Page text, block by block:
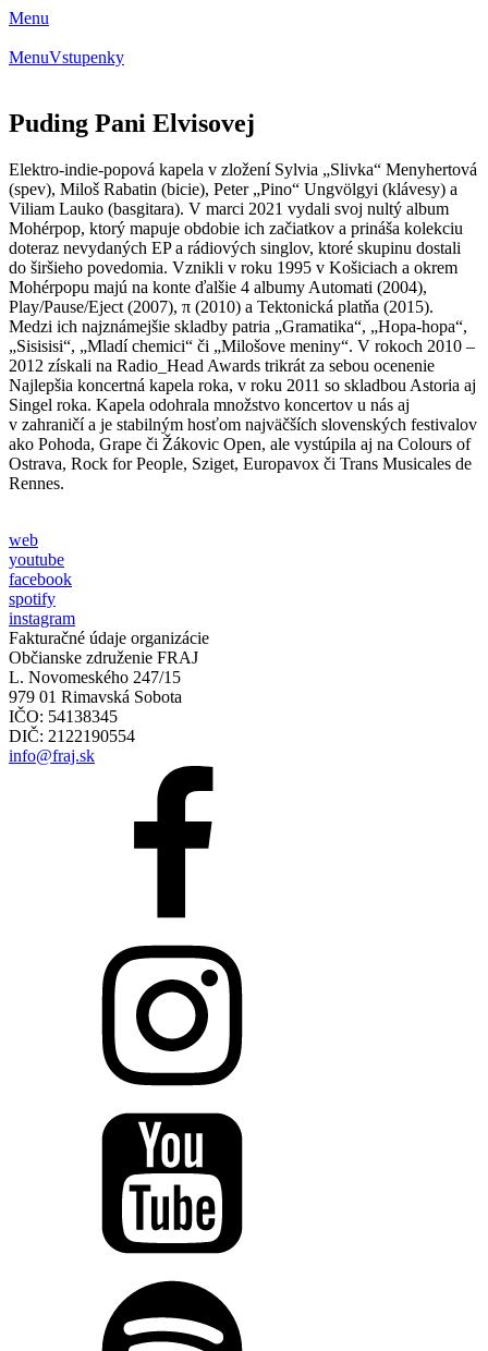
Menu
MenuVstupenky
Puding Pani Elvisovej
Elektro-indie-popová kapela v zložení Sylvia „Slivka“ Menyhertová
(spev), Miloš Rabatin (bicie), Peter „Pino“ Ungvölgyi (klávesy) a
Viliam Lauko (basgitara). V marci 2021 vydali svoj nultý album
Mohérpop, ktorý mapuje obdobie ich začiatkov a prináša kolekciu
doteraz nevydaných EP a rádiových singlov, ktoré skupinu dostali
do širšieho povedomia. Vznikli v roku 1995 v Košiciach a okrem
Mohérpopu majú na konte ďalšie 4 albumy Automati (2004),
Play/Pause/Eject (2007), π (2010) a Tektonická platňa (2015).
Medzi ich najznámejšie skladby patria „Gramatika“, „Hopa-hopa“,
„Sisisisi“, „Mladí chemici“ či „Milošove meniny“. V rokoch 2010 –
2012 získali na Radio_Head Awards trikrát za sebou ocenenie
Najlepšia koncertná kapela roka, v roku 2011 so skladbou Astoria aj
Singel roka. Kapela odohrala množstvo koncertov u nás aj
v zahraničí a je stabilným hosťom najväčších slovenských festivalov
ako Pohoda, Grape či Žákovic Open, ale vystúpila aj na Colours of
Ostrava, Rock for People, Sziget, Europavox či Trans Musicales de
Rennes.
web
youtube
facebook
spotify
instagram
Fakturačné údaje organizácie
Občianske združenie FRAJ
L. Novomeského 247/15
979 01 Rimavská Sobota
IČO: 54138345
DIČ: 2122190554
info@fraj.sk